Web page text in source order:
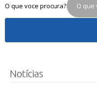
O que voce procura?
Notícias